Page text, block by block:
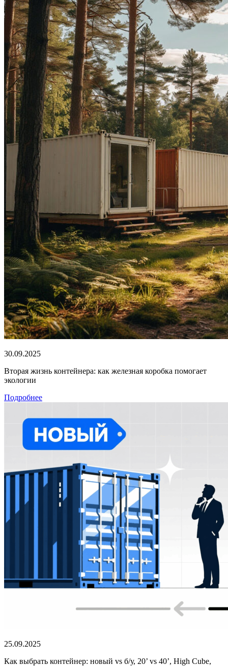
30.09.2025
Вторая жизнь контейнера: как железная коробка помогает
экологии
Подробнее
25.09.2025
Как выбрать контейнер: новый vs б/у, 20’ vs 40’, High Cube,